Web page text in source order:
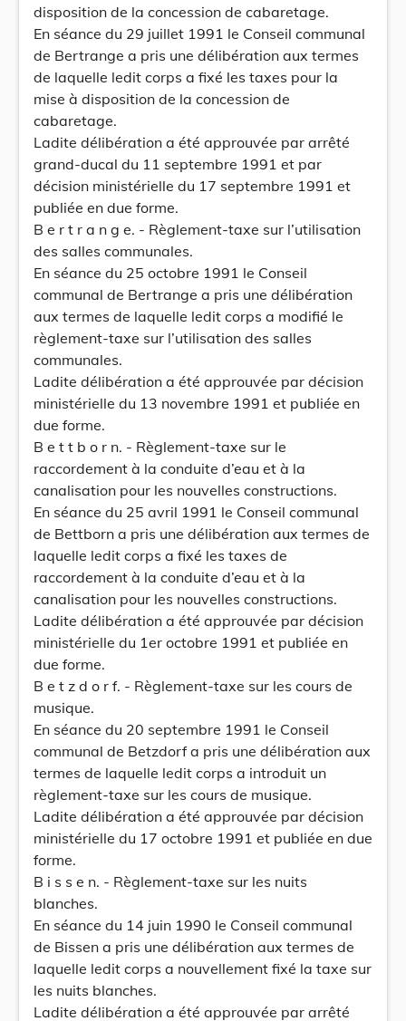
disposition de la concession de cabaretage.
En séance du 29 juillet 1991 le Conseil communal
de Bertrange a pris une délibération aux termes
de laquelle ledit corps a fixé les taxes pour la
mise à disposition de la concession de
cabaretage.
Ladite délibération a été approuvée par arrêté
grand-ducal du 11 septembre 1991 et par
décision ministérielle du 17 septembre 1991 et
publiée en due forme.
B e r t r a n g e. - Règlement-taxe sur l’utilisation
des salles communales.
En séance du 25 octobre 1991 le Conseil
communal de Bertrange a pris une délibération
aux termes de laquelle ledit corps a modifié le
règlement-taxe sur l’utilisation des salles
communales.
Ladite délibération a été approuvée par décision
ministérielle du 13 novembre 1991 et publiée en
due forme.
B e t t b o r n. - Règlement-taxe sur le
raccordement à la conduite d’eau et à la
canalisation pour les nouvelles constructions.
En séance du 25 avril 1991 le Conseil communal
de Bettborn a pris une délibération aux termes de
laquelle ledit corps a fixé les taxes de
raccordement à la conduite d’eau et à la
canalisation pour les nouvelles constructions.
Ladite délibération a été approuvée par décision
ministérielle du 1er octobre 1991 et publiée en
due forme.
B e t z d o r f. - Règlement-taxe sur les cours de
musique.
En séance du 20 septembre 1991 le Conseil
communal de Betzdorf a pris une délibération aux
termes de laquelle ledit corps a introduit un
règlement-taxe sur les cours de musique.
Ladite délibération a été approuvée par décision
ministérielle du 17 octobre 1991 et publiée en due
forme.
B i s s e n. - Règlement-taxe sur les nuits
blanches.
En séance du 14 juin 1990 le Conseil communal
de Bissen a pris une délibération aux termes de
laquelle ledit corps a nouvellement fixé la taxe sur
les nuits blanches.
Ladite délibération a été approuvée par arrêté